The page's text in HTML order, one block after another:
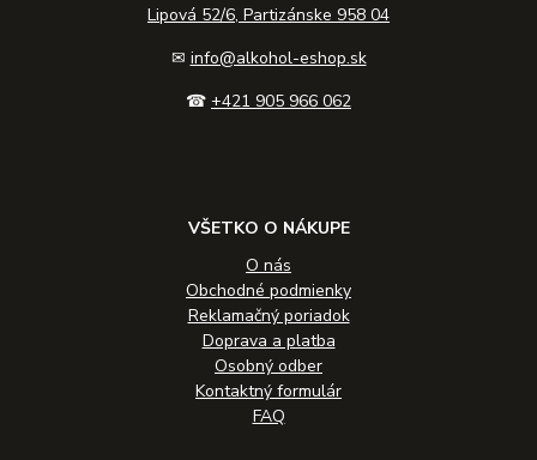
Lipová 52/6, Partizánske 958 04
✉ info@alkohol-eshop.sk
☎ +421 905 966 062
VŠETKO O NÁKUPE
O nás
Obchodné podmienky
Reklamačný poriadok
Doprava a platba
Osobný odber
Kontaktný formulár
FAQ